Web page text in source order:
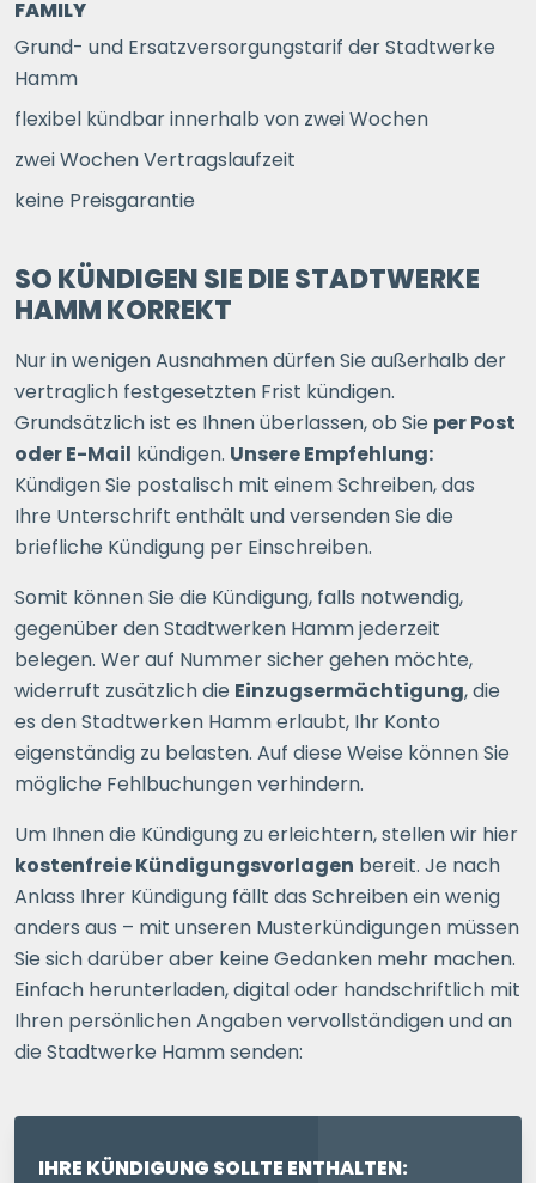
FAMILY
Grund- und Ersatzversorgungstarif der Stadtwerke
Hamm
flexibel kündbar innerhalb von zwei Wochen
zwei Wochen Vertragslaufzeit
keine Preisgarantie
SO KÜNDIGEN SIE DIE STADTWERKE
HAMM KORREKT
Nur in wenigen Ausnahmen dürfen Sie außerhalb der
vertraglich festgesetzten Frist kündigen.
Grundsätzlich ist es Ihnen überlassen, ob Sie per Post
oder E-Mail kündigen. Unsere Empfehlung:
Kündigen Sie postalisch mit einem Schreiben, das
Ihre Unterschrift enthält und versenden Sie die
briefliche Kündigung per Einschreiben.
Somit können Sie die Kündigung, falls notwendig,
gegenüber den Stadtwerken Hamm jederzeit
belegen. Wer auf Nummer sicher gehen möchte,
widerruft zusätzlich die Einzugsermächtigung, die
es den Stadtwerken Hamm erlaubt, Ihr Konto
eigenständig zu belasten. Auf diese Weise können Sie
mögliche Fehlbuchungen verhindern.
Um Ihnen die Kündigung zu erleichtern, stellen wir hier
kostenfreie Kündigungsvorlagen bereit. Je nach
Anlass Ihrer Kündigung fällt das Schreiben ein wenig
anders aus – mit unseren Musterkündigungen müssen
Sie sich darüber aber keine Gedanken mehr machen.
Einfach herunterladen, digital oder handschriftlich mit
Ihren persönlichen Angaben vervollständigen und an
die Stadtwerke Hamm senden:
IHRE KÜNDIGUNG SOLLTE ENTHALTEN: